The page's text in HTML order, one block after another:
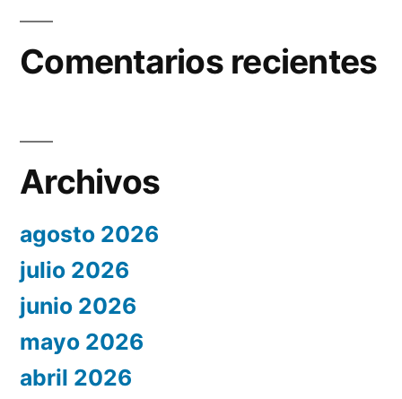
Comentarios recientes
Archivos
agosto 2026
julio 2026
junio 2026
mayo 2026
abril 2026